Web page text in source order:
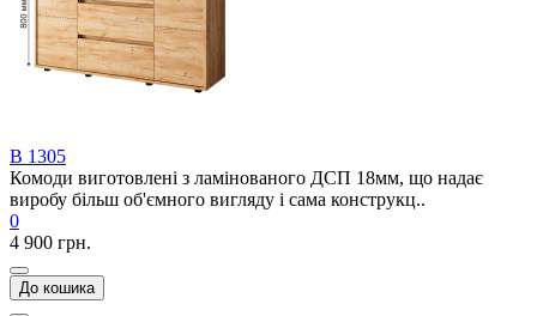
В 1305
Комоди виготовлені з ламінованого ДСП 18мм, що надає
виробу більш об'ємного вигляду і сама конструкц..
0
4 900 грн.
До кошика